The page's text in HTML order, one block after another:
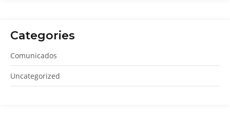
Categories
Comunicados
Uncategorized